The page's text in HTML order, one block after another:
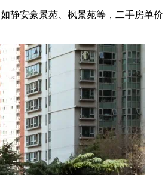
静安豪景苑、枫景苑等，二手房单价